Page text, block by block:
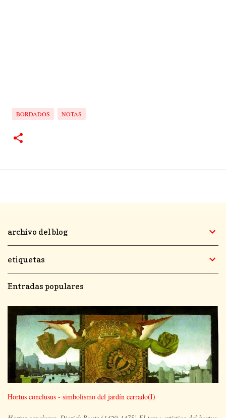
BORDADOS NOTAS
archivo del blog
etiquetas
Entradas populares
Hortus conclusus - simbolismo del jardín cerrado(I)